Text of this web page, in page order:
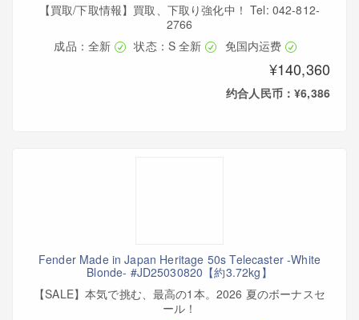
【買取/下取情報】買取、下取り強化中！ Tel: 042-812-
2766
成品：全新
状态：S 全新 免国内运费
¥140,360
约合人民币：¥6,386
Fender Made in Japan Heritage 50s Telecaster -White
Blonde- #JD25030820【約3.72kg】
【SALE】本気で挑む、最高の1本。2026 夏のボーナスセ
ール！